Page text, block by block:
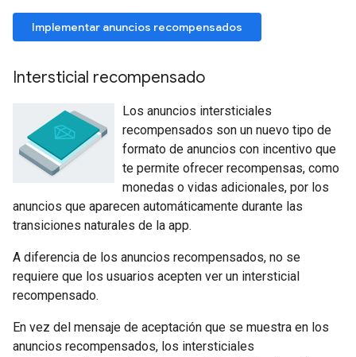
Implementar anuncios recompensados
Intersticial recompensado
Los anuncios intersticiales
recompensados son un nuevo tipo de
formato de anuncios con incentivo que
te permite ofrecer recompensas, como
monedas o vidas adicionales, por los
anuncios que aparecen automáticamente durante las
transiciones naturales de la app.
A diferencia de los anuncios recompensados, no se
requiere que los usuarios acepten ver un intersticial
recompensado.
En vez del mensaje de aceptación que se muestra en los
anuncios recompensados, los intersticiales